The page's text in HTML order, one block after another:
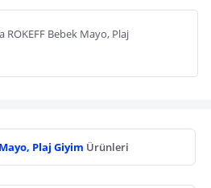
ROKEFF Bebek Mayo, Plaj
Plaj Giyim Ürünleri